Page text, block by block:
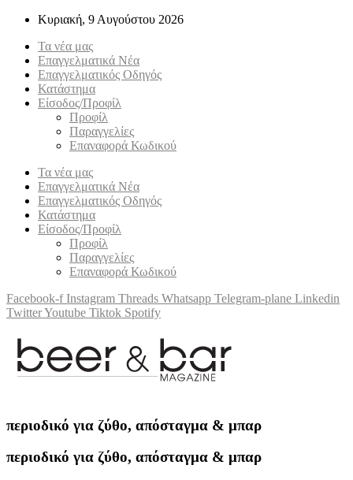
Κυριακή, 9 Αυγούστου 2026
Τα νέα μας
Επαγγελματικά Νέα
Επαγγελματικός Οδηγός
Κατάστημα
Είσοδος/Προφίλ
Προφίλ
Παραγγελίες
Επαναφορά Κωδικού
Τα νέα μας
Επαγγελματικά Νέα
Επαγγελματικός Οδηγός
Κατάστημα
Είσοδος/Προφίλ
Προφίλ
Παραγγελίες
Επαναφορά Κωδικού
Facebook-f Instagram Threads Whatsapp Telegram-plane Linkedin
TwitterYoutube Tiktok Spotify
περιοδικό για ζύθο, απόσταγμα & μπαρ
περιοδικό για ζύθο, απόσταγμα & μπαρ